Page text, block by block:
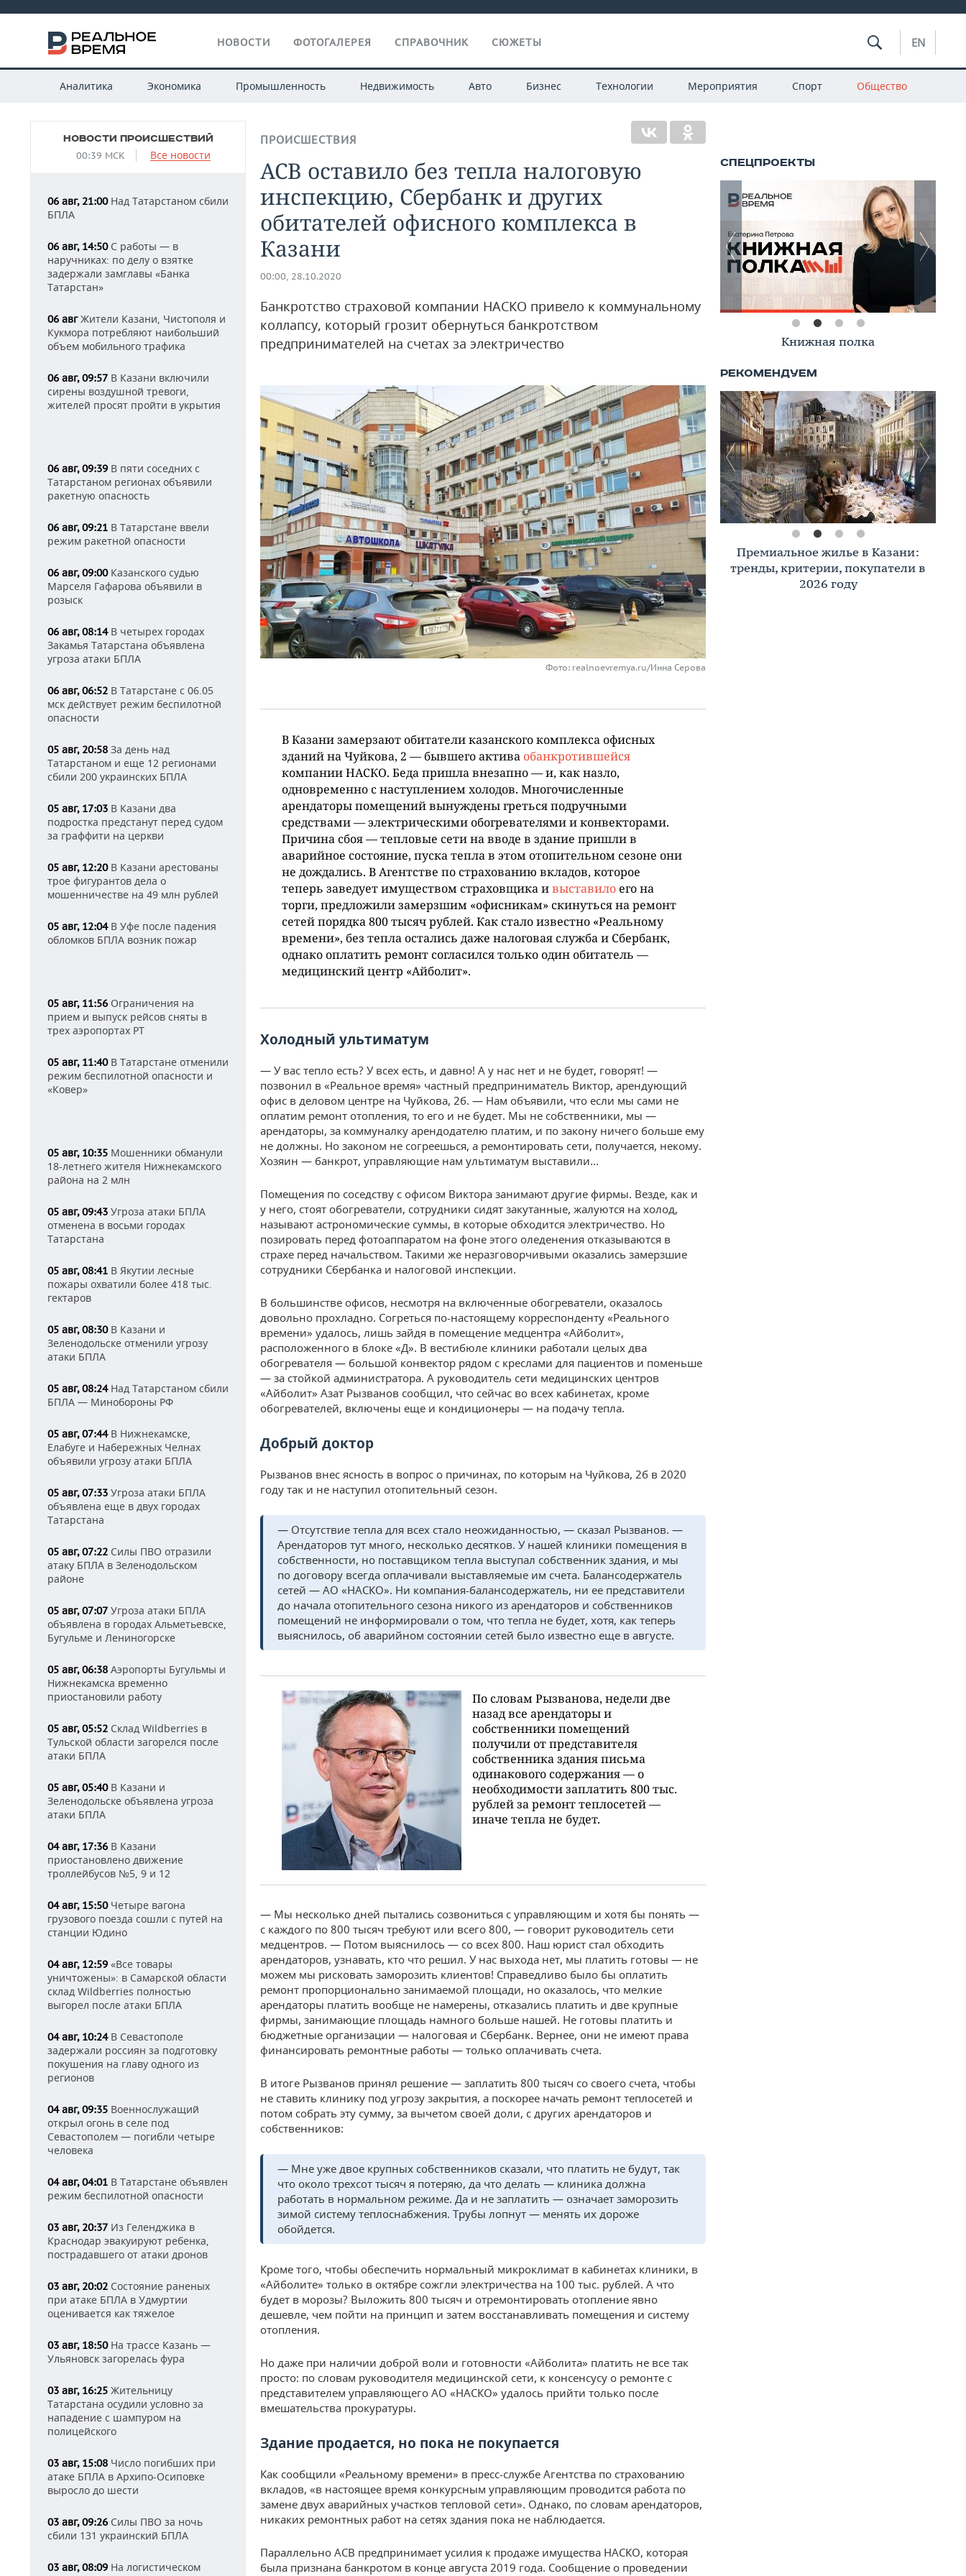
НОВОСТИ ФОТОГАЛЕРЕЯ СПРАВОЧНИК СЮЖЕТЫ EN
Аналитика Экономика Промышленность Недвижимость Авто Бизнес Технологии Мероприятия Спорт Общество
НОВОСТИ ПРОИСШЕСТВИЙ
00:39 МСК Все новости
06 авг, 21:00Над Татарстаном сбили
БПЛА
06 авг, 14:50С работы — в
наручниках: по делу о взятке
задержали замглавы «Банка
Татарстан»
06 авгЖители Казани, Чистополя и
Кукмора потребляют наибольший
объем мобильного трафика
06 авг, 09:57 В Казани включили
сирены воздушной тревоги,
жителей просят пройти в укрытия
06 авг, 09:39 В пяти соседних с
Татарстаном регионах объявили
ракетную опасность
06 авг, 09:21 В Татарстане ввели
режим ракетной опасности
06 авг, 09:00Казанского судью
Марселя Гафарова объявили в
розыск
06 авг, 08:14В четырех городах
Закамья Татарстана объявлена
угроза атаки БПЛА
06 авг, 06:52 В Татарстане с 06.05
мск действует режим беспилотной
опасности
05 авг, 20:58 За день над
Татарстаном и еще 12 регионами
сбили 200 украинских БПЛА
05 авг, 17:03 В Казани два
подростка предстанут перед судом
за граффити на церкви
05 авг, 12:20В Казани арестованы
трое фигурантов дела о
мошенничестве на 49 млн рублей
05 авг, 12:04В Уфе после падения
обломков БПЛА возник пожар
05 авг, 11:56 Ограничения на
прием и выпуск рейсов сняты в
трех аэропортах РТ
05 авг, 11:40В Татарстане отменили
режим беспилотной опасности и
«Ковер»
05 авг, 10:35 Мошенники обманули
18-летнего жителя Нижнекамского
района на 2 млн
05 авг, 09:43 Угроза атаки БПЛА
отменена в восьми городах
Татарстана
05 авг, 08:41 В Якутии лесные
пожары охватили более 418 тыс.
гектаров
05 авг, 08:30В Казани и
Зеленодольске отменили угрозу
атаки БПЛА
05 авг, 08:24Над Татарстаном сбили
БПЛА — Минобороны РФ
05 авг, 07:44В Нижнекамске,
Елабуге и Набережных Челнах
объявили угрозу атаки БПЛА
05 авг, 07:33 Угроза атаки БПЛА
объявлена еще в двух городах
Татарстана
05 авг, 07:22 Силы ПВО отразили
атаку БПЛА в Зеленодольском
районе
05 авг, 07:07 Угроза атаки БПЛА
объявлена в городах Альметьевске,
Бугульме и Лениногорске
05 авг, 06:38 Аэропорты Бугульмы и
Нижнекамска временно
приостановили работу
05 авг, 05:52 Склад Wildberries в
Тульской области загорелся после
атаки БПЛА
05 авг, 05:40В Казани и
Зеленодольске объявлена угроза
атаки БПЛА
04 авг, 17:36 В Казани
приостановлено движение
троллейбусов №5, 9 и 12
04 авг, 15:50Четыре вагона
грузового поезда сошли с путей на
станции Юдино
04 авг, 12:59 «Все товары
уничтожены»: в Самарской области
склад Wildberries полностью
выгорел после атаки БПЛА
04 авг, 10:24В Севастополе
задержали россиян за подготовку
покушения на главу одного из
регионов
04 авг, 09:35 Военнослужащий
открыл огонь в селе под
Севастополем — погибли четыре
человека
04 авг, 04:01 В Татарстане объявлен
режим беспилотной опасности
03 авг, 20:37 Из Геленджика в
Краснодар эвакуируют ребенка,
пострадавшего от атаки дронов
03 авг, 20:02 Состояние раненых
при атаке БПЛА в Удмуртии
оценивается как тяжелое
03 авг, 18:50На трассе Казань —
Ульяновск загорелась фура
03 авг, 16:25 Жительницу
Татарстана осудили условно за
нападение с шампуром на
полицейского
03 авг, 15:08 Число погибших при
атаке БПЛА в Архипо-Осиповке
выросло до шести
03 авг, 09:26 Силы ПВО за ночь
сбили 131 украинский БПЛА
03 авг, 08:09 На логистическом
ПРОИСШЕСТВИЯ
АСВ оставило без тепла налоговую
инспекцию, Сбербанк и других
обитателей офисного комплекса в
Казани
00:00, 28.10.2020
Банкротство страховой компании НАСКО привело к коммунальному
коллапсу, который грозит обернуться банкротством
предпринимателей на счетах за электричество
Фото: realnoevremya.ru/Инна Серова
В Казани замерзают обитатели казанского комплекса офисных
зданий на Чуйкова, 2 — бывшего актива обанкротившейся
компании НАСКО. Беда пришла внезапно — и, как назло,
одновременно с наступлением холодов. Многочисленные
арендаторы помещений вынуждены греться подручными
средствами — электрическими обогревателями и конвекторами.
Причина сбоя — тепловые сети на вводе в здание пришли в
аварийное состояние, пуска тепла в этом отопительном сезоне они
не дождались. В Агентстве по страхованию вкладов, которое
теперь заведует имуществом страховщика ивыставило его на
торги, предложили замерзшим «офисникам» скинуться на ремонт
сетей порядка 800 тысяч рублей. Как стало известно «Реальному
времени», без тепла остались даже налоговая служба и Сбербанк,
однако оплатить ремонт согласился только один обитатель —
медицинский центр «Айболит».
Холодный ультиматум
— У вас тепло есть? У всех есть, и давно! А у нас нет и не будет, говорят! —
позвонил в «Реальное время» частный предприниматель Виктор, арендующий
офис в деловом центре на Чуйкова, 2б. — Нам объявили, что если мы сами не
оплатим ремонт отопления, то его и не будет. Мы не собственники, мы —
арендаторы, за коммуналку арендодателю платим, и по закону ничего больше ему
не должны. Но законом не согреешься, а ремонтировать сети, получается, некому.
Хозяин — банкрот, управляющие нам ультиматум выставили...
Помещения по соседству с офисом Виктора занимают другие фирмы. Везде, как и
у него, стоят обогреватели, сотрудники сидят закутанные, жалуются на холод,
называют астрономические суммы, в которые обходится электричество. Но
позировать перед фотоаппаратом на фоне этого оледенения отказываются в
страхе перед начальством. Такими же неразговорчивыми оказались замерзшие
сотрудники Сбербанка и налоговой инспекции.
В большинстве офисов, несмотря на включенные обогреватели, оказалось
довольно прохладно. Согреться по-настоящему корреспонденту «Реального
времени» удалось, лишь зайдя в помещение медцентра «Айболит»,
расположенного в блоке «Д». В вестибюле клиники работали целых два
обогревателя — большой конвектор рядом с креслами для пациентов и поменьше
— за стойкой администратора. А руководитель сети медицинских центров
«Айболит» Азат Рызванов сообщил, что сейчас во всех кабинетах, кроме
обогревателей, включены еще и кондиционеры — на подачу тепла.
Добрый доктор
Рызванов внес ясность в вопрос о причинах, по которым на Чуйкова, 2б в 2020
году так и не наступил отопительный сезон.
— Отсутствие тепла для всех стало неожиданностью, — сказал Рызванов. —
Арендаторов тут много, несколько десятков. У нашей клиники помещения в
собственности, но поставщиком тепла выступал собственник здания, и мы
по договору всегда оплачивали выставляемые им счета. Балансодержатель
сетей — АО «НАСКО». Ни компания-балансодержатель, ни ее представители
до начала отопительного сезона никого из арендаторов и собственников
помещений не информировали о том, что тепла не будет, хотя, как теперь
выяснилось, об аварийном состоянии сетей было известно еще в августе.
По словам Рызванова, недели две
назад все арендаторы и
собственники помещений
получили от представителя
собственника здания письма
одинакового содержания — о
необходимости заплатить 800 тыс.
рублей за ремонт теплосетей —
иначе тепла не будет.
— Мы несколько дней пытались созвониться с управляющим и хотя бы понять —
с каждого по 800 тысяч требуют или всего 800, — говорит руководитель сети
медцентров. — Потом выяснилось — со всех 800. Наш юрист стал обходить
арендаторов, узнавать, кто что решил. У нас выхода нет, мы платить готовы — не
можем мы рисковать заморозить клиентов! Справедливо было бы оплатить
ремонт пропорционально занимаемой площади, но оказалось, что мелкие
арендаторы платить вообще не намерены, отказались платить и две крупные
фирмы, занимающие площадь намного больше нашей. Не готовы платить и
бюджетные организации — налоговая и Сбербанк. Вернее, они не имеют права
финансировать ремонтные работы — только оплачивать счета.
В итоге Рызванов принял решение — заплатить 800 тысяч со своего счета, чтобы
не ставить клинику под угрозу закрытия, а поскорее начать ремонт теплосетей и
потом собрать эту сумму, за вычетом своей доли, с других арендаторов и
собственников:
— Мне уже двое крупных собственников сказали, что платить не будут, так
что около трехсот тысяч я потеряю, да что делать — клиника должна
работать в нормальном режиме. Да и не заплатить — означает заморозить
зимой систему теплоснабжения. Трубы лопнут — менять их дороже
обойдется.
Кроме того, чтобы обеспечить нормальный микроклимат в кабинетах клиники, в
«Айболите» только в октябре сожгли электричества на 100 тыс. рублей. А что
будет в морозы? Выложить 800 тысяч и отремонтировать отопление явно
дешевле, чем пойти на принцип и затем восстанавливать помещения и систему
отопления.
Но даже при наличии доброй воли и готовности «Айболита» платить не все так
просто: по словам руководителя медицинской сети, к консенсусу о ремонте с
представителем управляющего АО «НАСКО» удалось прийти только после
вмешательства прокуратуры.
Здание продается, но пока не покупается
Как сообщили «Реальному времени» в пресс-службе Агентства по страхованию
вкладов, «в настоящее время конкурсным управляющим проводится работа по
замене двух аварийных участков тепловой сети». Однако, по словам арендаторов,
никаких ремонтных работ на сетях здания пока не наблюдается.
Параллельно АСВ предпринимает усилия к продаже имущества НАСКО, которая
была признана банкротом в конце августа 2019 года. Сообщение о проведении
Книжная полка
Премиальное жилье в Казани:
тренды, критерии, покупатели в
2026 году